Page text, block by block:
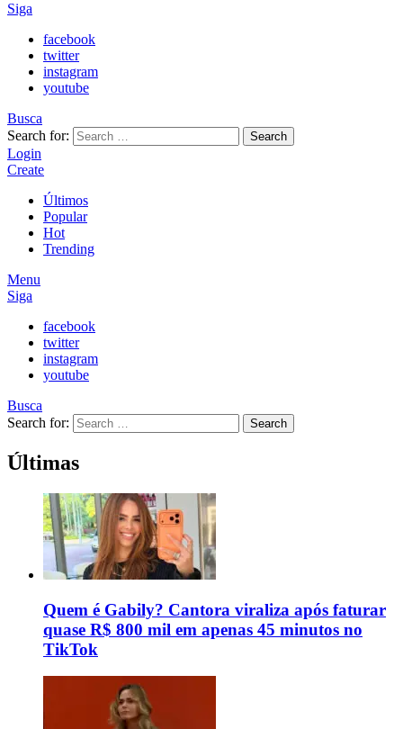
Siga
facebook
twitter
instagram
youtube
Busca
Search for:
Search
Login
Create
Últimos
Popular
Hot
Trending
Menu
Siga
facebook
twitter
instagram
youtube
Busca
Search for:
Search
Últimas
Quem é Gabily? Cantora viraliza após faturar
quase R$ 800 mil em apenas 45 minutos no
TikTok